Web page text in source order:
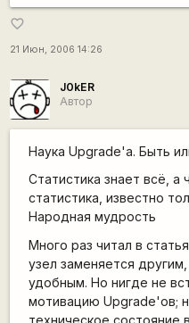
favorite_border
21 Июн, 2006 14:26
J0kER
Автор
Наука Upgrade'а. Быть
Статистика знает всё, а
статистика, известно
Народная мудрость
Много раз читал в
узел заменяется
удобным. Но нигде не
мотивацию Upgrade'ов;
техническое состояние